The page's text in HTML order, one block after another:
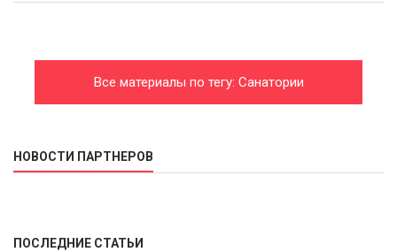
Все материалы по тегу: Санатории
НОВОСТИ ПАРТНЕРОВ
ПОСЛЕДНИЕ СТАТЬИ